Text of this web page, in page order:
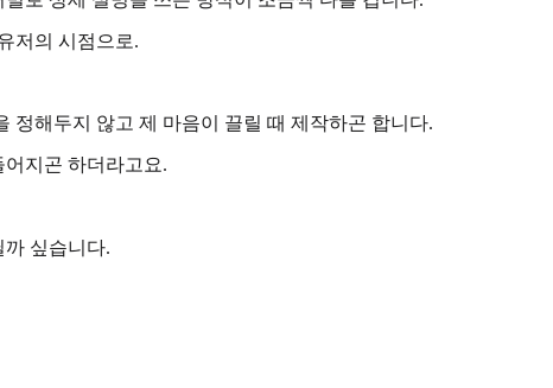
저의 시점으로.
정해두지 않고 제 마음이 끌릴 때 제작하곤 합니다.
지곤 하더라고요.
싶습니다.